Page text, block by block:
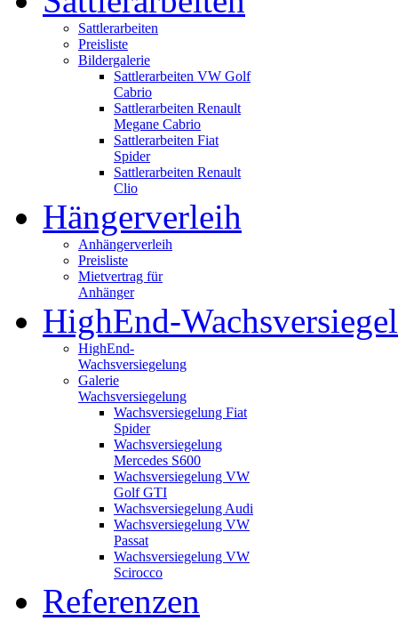
Sattlerarbeiten
Preisliste
Bildergalerie
Sattlerarbeiten VW Golf
Cabrio
Sattlerarbeiten Renault
Megane Cabrio
Sattlerarbeiten Fiat
Spider
Sattlerarbeiten Renault
Clio
Hängerverleih
Anhängerverleih
Preisliste
Mietvertrag für
Anhänger
HighEnd-
HighEnd-
Wachsversiegelung
Galerie
Wachsversiegelung
Wachsversiegelung Fiat
Spider
Wachsversiegelung
Mercedes S600
Wachsversiegelung VW
Golf GTI
Wachsversiegelung Audi
Wachsversiegelung VW
Passat
Wachsversiegelung VW
Scirocco
Referenzen